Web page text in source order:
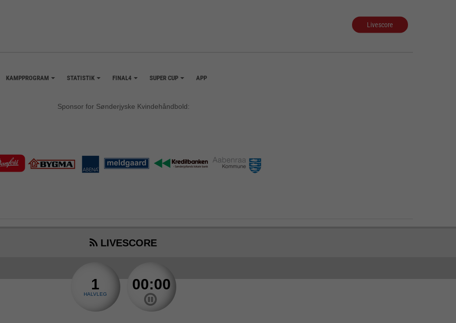
Livescore
KAMPPROGRAM STATISTIK FINAL4 SUPER CUP APP
Sponsor for Sønderjyske Kvindehåndbold:
LIVESCORE
1
HALVLEG
00:00